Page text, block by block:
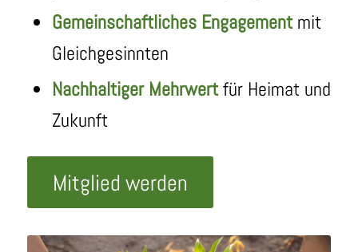
Gemeinschaftliches Engagementmit
Gleichgesinnten
Nachhaltiger Mehrwertfür Heimat und
Zukunft
Mitglied werden